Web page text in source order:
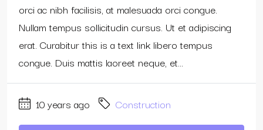
orci ac nibh facilisis, at malesuada orci congue.
Nullam tempus sollicitudin cursus. Ut et adipiscing
erat. Curabitur this is a text link libero tempus
congue. Duis mattis laoreet neque, et...
10 years ago Construction